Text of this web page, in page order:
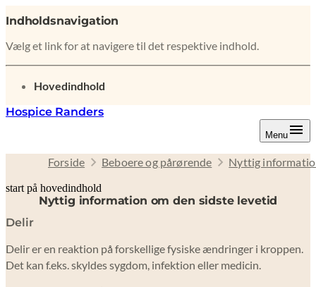
Indholdsnavigation
Vælg et link for at navigere til det respektive indhold.
gå til
Hovedindhold
Hospice Randers
Menu
Forside Beboere og pårørende Nyttig
start på hovedindhold
Nyttig information om den sidste levetid
senest opdateret 10. februar 2026
Delir
Delir er en reaktion på forskellige fysiske ændringer i kroppen.
Det kan f.eks. skyldes sygdom, infektion eller medicin.